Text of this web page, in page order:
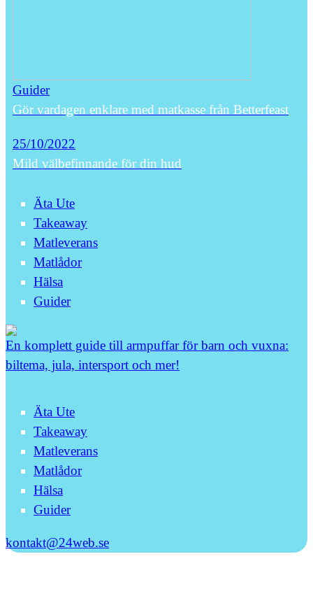
Guider
Gör vardagen enklare med matkasse från Betterfeast
25/10/2022
Mild välbefinnande för din hud
Äta Ute
Takeaway
Matleverans
Matlådor
Hälsa
Guider
En komplett guide till armpuffar för barn och vuxna:
biltema, jula, intersport och mer!
Äta Ute
Takeaway
Matleverans
Matlådor
Hälsa
Guider
kontakt@24web.se